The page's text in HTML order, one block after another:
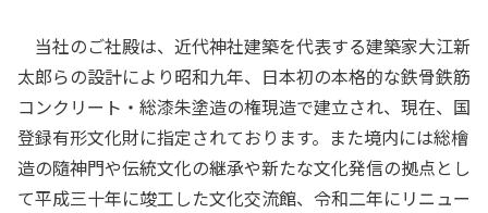
当社のご社殿は、近代神社建築を代表する建築家大江新
太郎らの設計により昭和九年、日本初の本格的な鉄骨鉄筋
コンクリート・総漆朱塗造の権現造で建立され、現在、国
登録有形文化財に指定されております。また境内には総檜
造の隨神門や伝統文化の継承や新たな文化発信の拠点とし
て平成三十年に竣工した文化交流館、令和二年にリニュー